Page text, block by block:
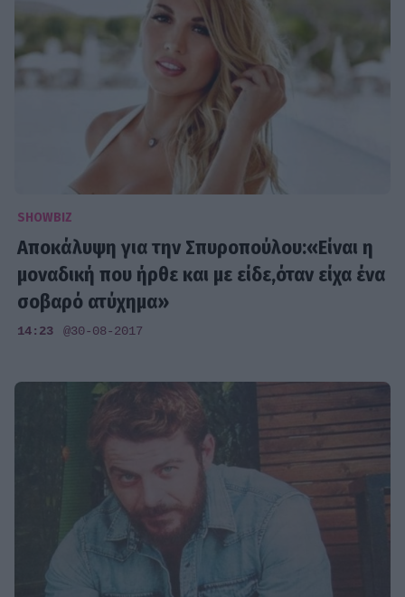
SHOWBIZ
Αποκάλυψη για την Σπυροπούλου:«Είναι η
μοναδική που ήρθε και με είδε,όταν είχα ένα
σοβαρό ατύχημα»
14:23 @30-08-2017